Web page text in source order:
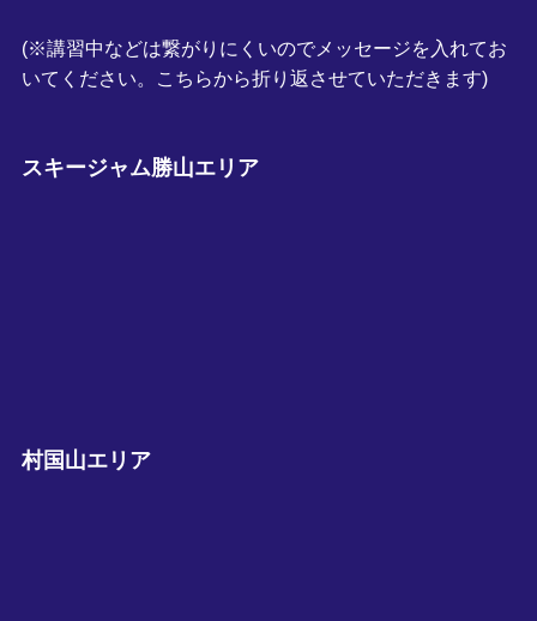
(※講習中などは繋がりにくいのでメッセージを入れてお
いてください。こちらから折り返させていただきます)
スキージャム勝山エリア
村国山エリア